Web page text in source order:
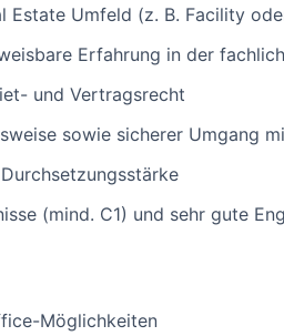
Estate Umfeld (z. B. Facility
Erfahrung in der
und Vertragsrecht
sowie sicherer Umgang
(mind. C1) und sehr gute
Möglichkeiten